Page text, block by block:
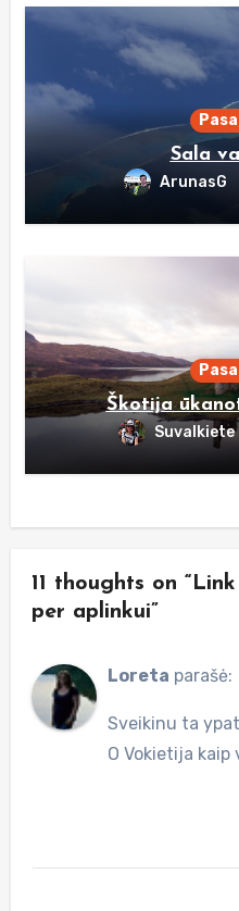
Sala
ArunasG
Škotija
Suvalkiete
11 thoughts on
per aplinkui”
Loreta parašė:
Sveikinu ta
O Vokietija